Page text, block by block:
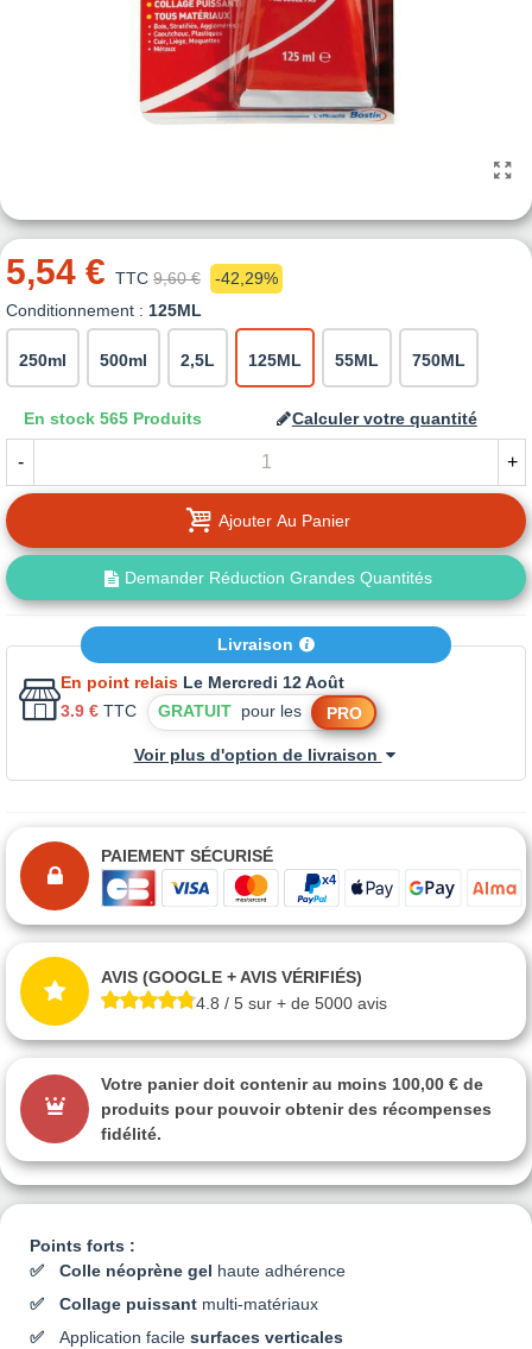
Points forts :
Colle néoprène gel haute adhérence
Collage puissant multi-matériaux
Application facile surfaces verticales
5,54 € TTC 9,60 €
-42,29%
Conditionnement : 125ML
250ml 500ml 2,5L 125ML 55ML 750ML
En stock 565 Produits Calculer votre quantité
- +
Ajouter Au Panier
Demander Réduction Grandes Quantités
Livraison
En point relais Le Mercredi 12 Août
3.9 € TTC GRATUIT pour les PRO
Voir plus d'option de livraison
PAIEMENT SÉCURISÉ
AVIS (GOOGLE + AVIS VÉRIFIÉS)
4.8 / 5 sur + de 5000 avis
Votre panier doit contenir au moins 100,00 € de
produits pour pouvoir obtenir des récompenses
fidélité.